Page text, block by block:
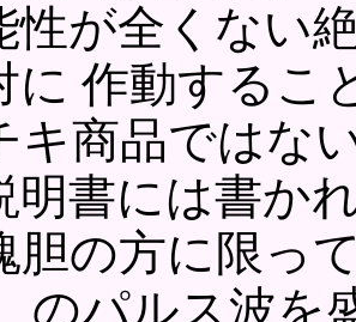
性が全くない
に 作動するこ
キ商品ではな
明書には書か
胆の方に限っ
のパルス波を